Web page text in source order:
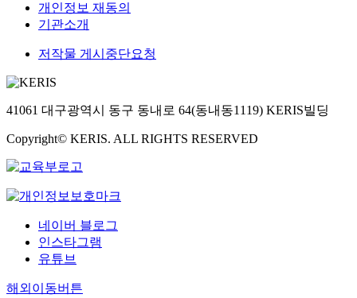
개인정보 재동의
기관소개
저작물 게시중단요청
41061 대구광역시 동구 동내로 64(동내동1119) KERIS빌딩
Copyright© KERIS. ALL RIGHTS RESERVED
네이버 블로그
인스타그램
유튜브
해외이동버튼